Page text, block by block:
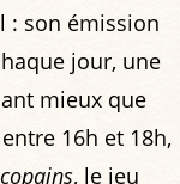
: son émission
jour, une
mieux que
16h et 18h,
, le jeu